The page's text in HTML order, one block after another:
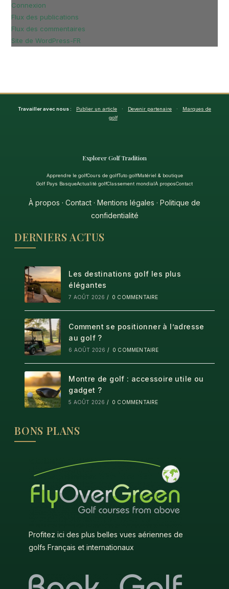
Connexion
Flux des publications
Flux des commentaires
Site de WordPress-FR
Travailler avec nous : Publier un article · Devenir partenaire ·
Marques de
golf
Explorer Golf Tradition
Apprendre le golfCours de golfTuto golfMatériel & boutique
Golf Pays BasqueActualité golfClassement mondialÀ proposContact
À propos · Contact · Mentions légales · Politique de
confidentialité
DERNIERS ACTUS
Les destinations golf les plus
élégantes
7 AOÛT 2026 / 0 COMMENTAIRE
Comment se positionner à l’adresse
au golf ?
6 AOÛT 2026 / 0 COMMENTAIRE
Montre de golf : accessoire utile ou
gadget ?
5 AOÛT 2026 / 0 COMMENTAIRE
BONS PLANS
Profitez ici des plus belles vues aériennes de
golfs Français et internationaux